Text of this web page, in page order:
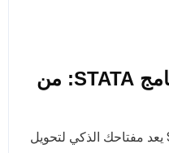
التحليل الإحصائي ببرنامج STATA: من
التحليل الإحصائي ببرنامج STATA يعد مفتاحك الذكي لتحويل